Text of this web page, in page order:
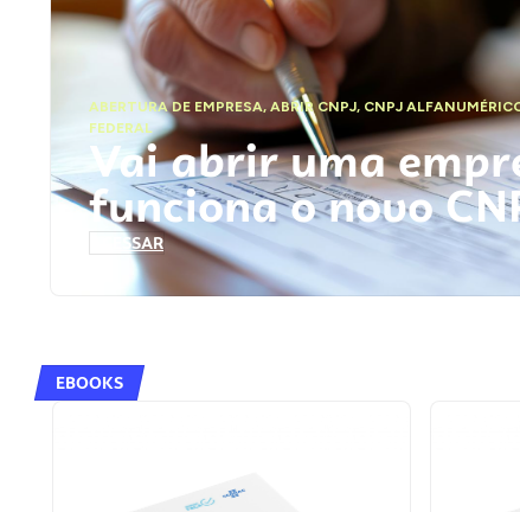
ABERTURA DE EMPRESA,ABRIR CNPJ, CNPJ
FEDERAL
Vai abrir uma
funciona o novo
ACESSAR
EBOOKS